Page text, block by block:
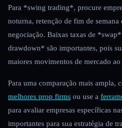
Para *swing trading*, procure
noturna, retenção de fim de
negociação. Baixas taxas de
drawdown* são importantes, pois
maiores movimentos de mercado
Para uma comparação mais ampla,
melhores prop firms ou use a
para avaliar empresas específicas
importantes para sua estratégia de